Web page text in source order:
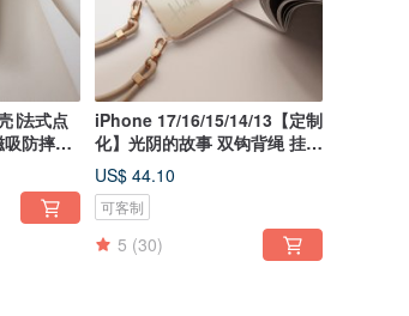
∣法式点
防摔手
iPhone 17/16/15/14/13【定制
化】光阴的故事 双钩背绳 挂绳
手机
US$ 44.10
可客制
5 (30)